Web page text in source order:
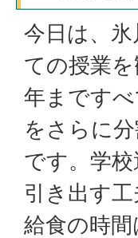
今日は、
ての授業
年まです
をさらに
です。学
引き出す
給食の時